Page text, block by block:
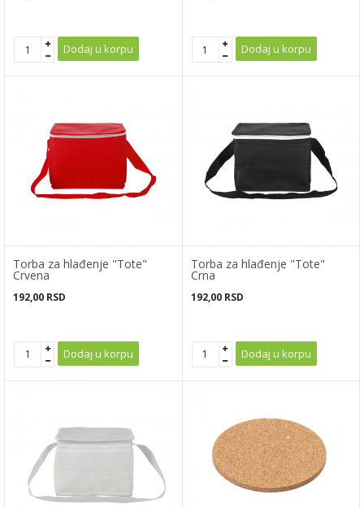
Dodaj u korpu Dodaj u korpu
Torba za hlađenje "Tote"
Crvena
192,00 RSD
Dodaj u korpu
Torba za hlađenje "Tote"
Crna
192,00 RSD
Dodaj u korpu